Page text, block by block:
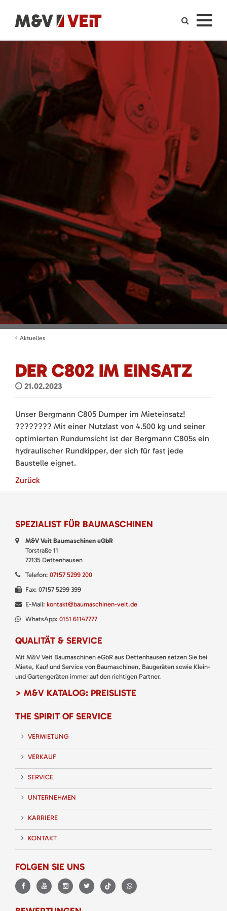
Aktuelles
DER C802 IM EINSATZ
21.02.2023
Unser Bergmann C805 Dumper im Mieteinsatz!
???????? Mit einer Nutzlast von 4.500 kg und seiner
optimierten Rundumsicht ist der Bergmann C805s ein
hydraulischer Rundkipper, der sich für fast jede
Baustelle eignet.
Zurück
SPEZIALIST FÜR BAUMASCHINEN
M&V Veit Baumaschinen eGbR
Torstraße 11
72135 Dettenhausen
Telefon: 07157 5299 200
Fax: 07157 5299 399
E-Mail: kontakt@baumaschinen-veit.de
WhatsApp: 0151 61147777
QUALITÄT & SERVICE
Mit M&V Veit Baumaschinen eGbR aus Dettenhausen setzen Sie bei
Miete, Kauf und Service von Baumaschinen, Baugeräten sowie Klein-
und Gartengeräten immer auf den richtigen Partner.
> M&V KATALOG: PREISLISTE
THE SPIRIT OF SERVICE
VERMIETUNG
VERKAUF
SERVICE
UNTERNEHMEN
KARRIERE
KONTAKT
FOLGEN SIE UNS